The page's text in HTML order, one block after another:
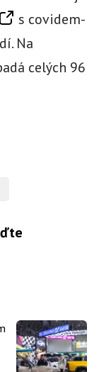
s covidem-
Na
celých 96